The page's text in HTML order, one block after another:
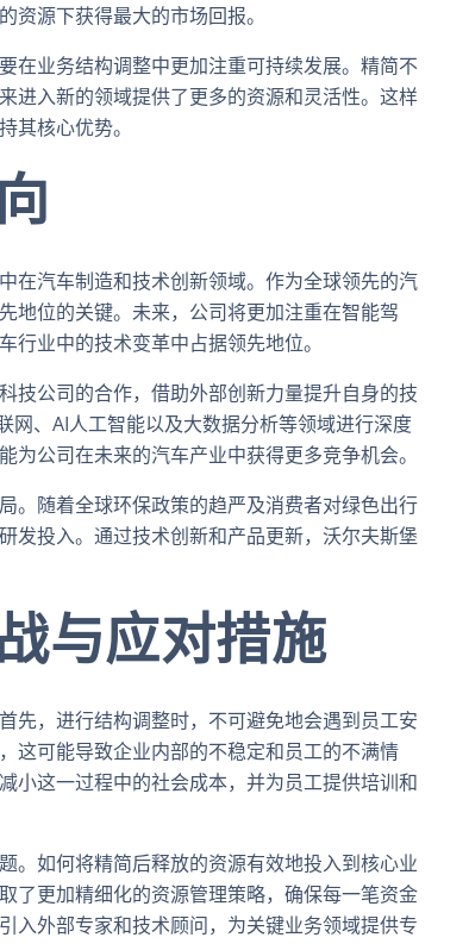
资源下获得最大的市场回报。
在业务结构调整中更加注重可持续发展。精简不
进入新的领域提供了更多的资源和灵活性。这样
其核心优势。
在汽车制造和技术创新领域。作为全球领先的汽
地位的关键。未来，公司将更加注重在智能驾
业中的技术变革中占据领先地位。
技公司的合作，借助外部创新力量提升自身的技
网、AI人工智能以及大数据分析等领域进行深度
公司在未来的汽车产业中获得更多竞争机会。
。随着全球环保政策的趋严及消费者对绿色出行
发投入。通过技术创新和产品更新，沃尔夫斯堡
与应对措施
先，进行结构调整时，不可避免地会遇到员工安
这可能导致企业内部的不稳定和员工的不满情
小这一过程中的社会成本，并为员工提供培训和
。如何将精简后释放的资源有效地投入到核心业
了更加精细化的资源管理策略，确保每一笔资金
入外部专家和技术顾问，为关键业务领域提供专